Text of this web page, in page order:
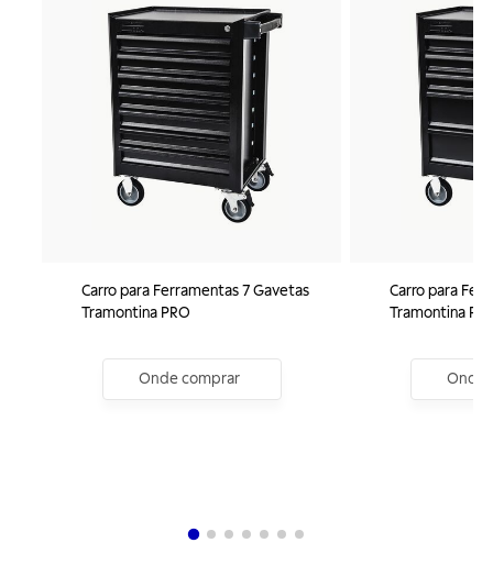
Carro para Ferramentas 7 Gavetas
Tramontina PRO
Onde comprar
Carro para
Tramontina
Onde